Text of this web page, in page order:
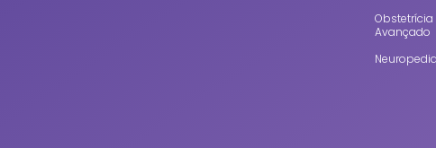
Obstetrícia
Avançado